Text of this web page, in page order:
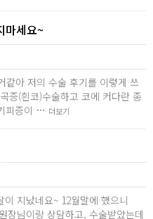
마세요~
같아 저의 수술 후기를 이렇게 쓰
증(흰코)수술하고 코에 커다란 종
피증이 … 더보기
지났네요~ 12월말에 했으니
장님이랑 상담하고, 수술받았는데